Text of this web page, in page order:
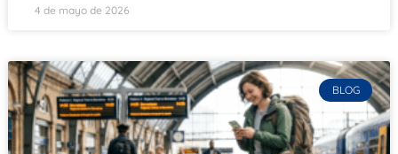
4 de mayo de 2026
BLOG